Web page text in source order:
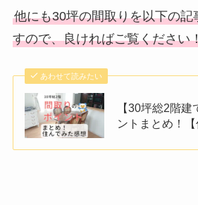
他にも30坪の間取りを以下の記
すので、良ければご覧ください
あわせて読みたい
【30坪総2階
ントまとめ！【